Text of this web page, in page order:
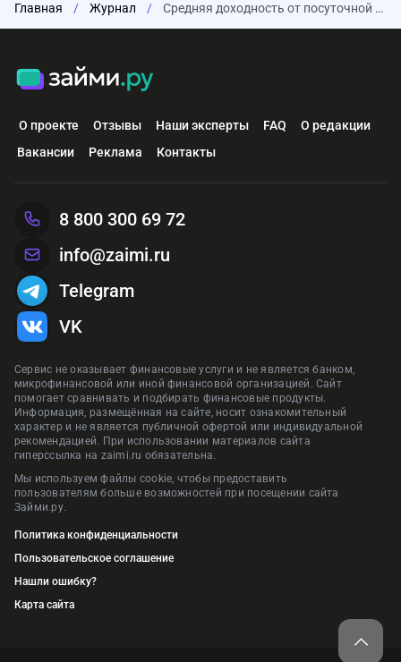
Главная / Журнал / Средняя доходность от посуточной аренды жилья в России составила более 25%
О проекте Отзывы Наши эксперты FAQ
О редакции
Вакансии
Реклама Контакты
Сервис не оказывает финансовые услуги и не является банком,
микрофинансовой или иной финансовой организацией. Сайт
помогает сравнивать и подбирать финансовые продукты.
Информация, размещённая на сайте, носит ознакомительный
характер и не является публичной офертой или индивидуальной
рекомендацией. При использовании материалов сайта
гиперссылка на zaimi.ru обязательна.
Мы используем файлы cookie, чтобы предоставить
пользователям больше возможностей при посещении сайта
Займи.ру.
Политика конфиденциальности
Пользовательское соглашение
Нашли ошибку?
Карта сайта
8 800 300 69 72
info@zaimi.ru
Telegram
VK